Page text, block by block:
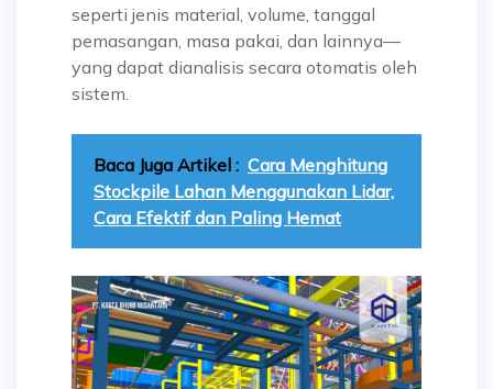
seperti jenis material, volume, tanggal
pemasangan, masa pakai, dan lainnya—
yang dapat dianalisis secara otomatis oleh
sistem.
Baca Juga Artikel : Cara Menghitung
Stockpile Lahan Menggunakan Lidar,
Cara Efektif dan Paling Hemat